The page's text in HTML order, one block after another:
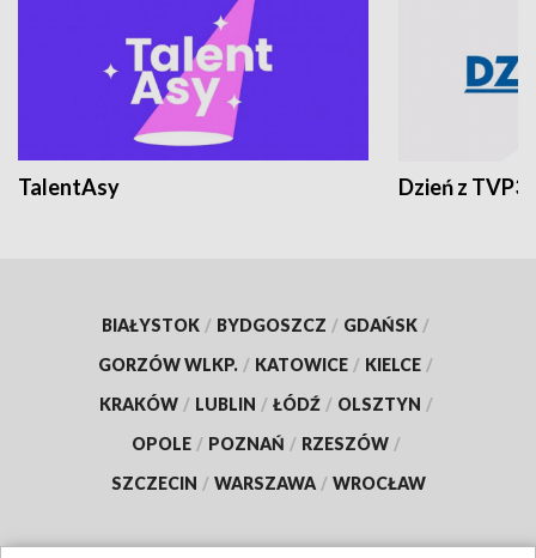
TalentAsy Dzień z TVP3
BIAŁYSTOK / BYDGOSZCZ / GDAŃSK /
GORZÓW WLKP. / KATOWICE / KIELCE /
KRAKÓW / LUBLIN / ŁÓDŹ / OLSZTYN /
OPOLE / POZNAŃ / RZESZÓW /
SZCZECIN / WARSZAWA / WROCŁAW